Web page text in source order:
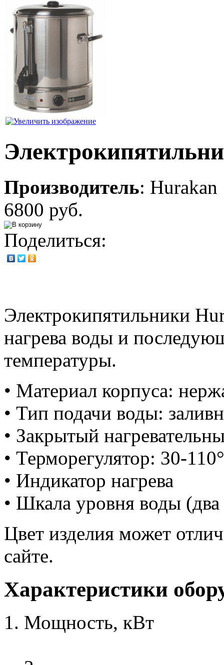
Производитель: Hurakan
6800 руб.
Поделиться:
Электрокипятильники
нагрева воды и
температуры.
• Материал корпуса:
• Тип подачи воды:
• Закрытый
• Терморегулятор: 30-
• Индикатор нагрева
• Шкала уровня воды
Цвет изделия может
сайте.
Характеристики
Мощность, кВт